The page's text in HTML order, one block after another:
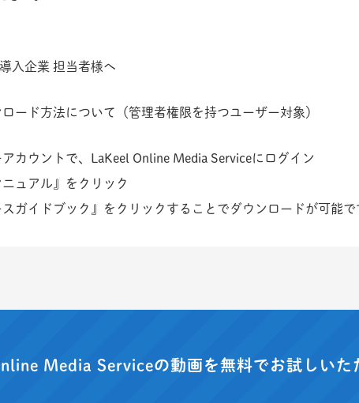
入企業 担当者様へ
ード方法について（管理者権限を持つユーザー対象）
カウントで、LaKeel Online Media Serviceにログイン
ュアル』をクリック
ガイドブック』をクリックすることでダウンロードが可能で
Media Serviceの動画を無料でお試しいた